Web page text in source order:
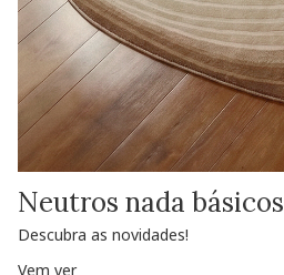
Neutros nada básicos
Descubra as novidades!
Vem ver